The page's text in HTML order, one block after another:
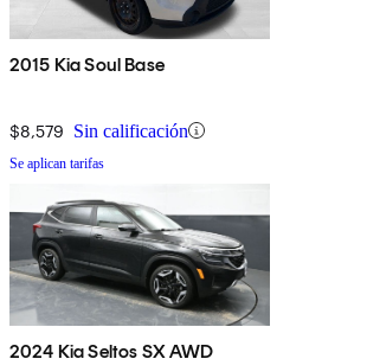
2015 Kia Soul Base
$8,579 Sin calificación
Se aplican tarifas
2024 Kia Seltos SX AWD